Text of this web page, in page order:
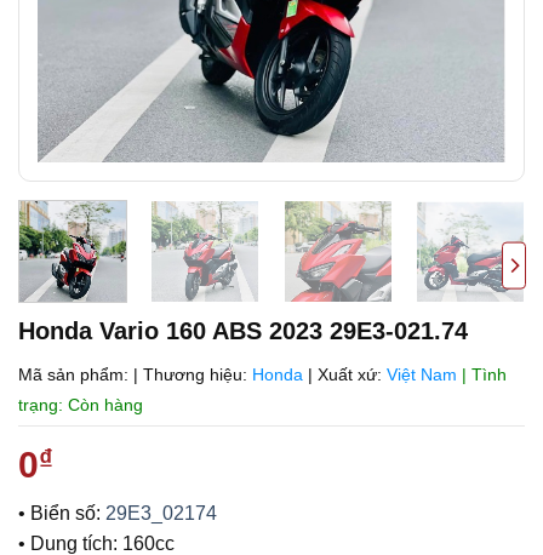
Honda Vario 160 ABS 2023 29E3-021.74
Mã sản phẩm: | Thương hiệu: Honda | Xuất xứ: Việt Nam | Tình
trạng: Còn hàng
0₫
• Biển số: 29E3_02174
• Dung tích: 160cc